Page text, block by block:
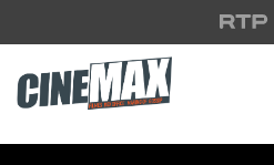
Saltar para o conteúdo principal
Filme em Cartaz